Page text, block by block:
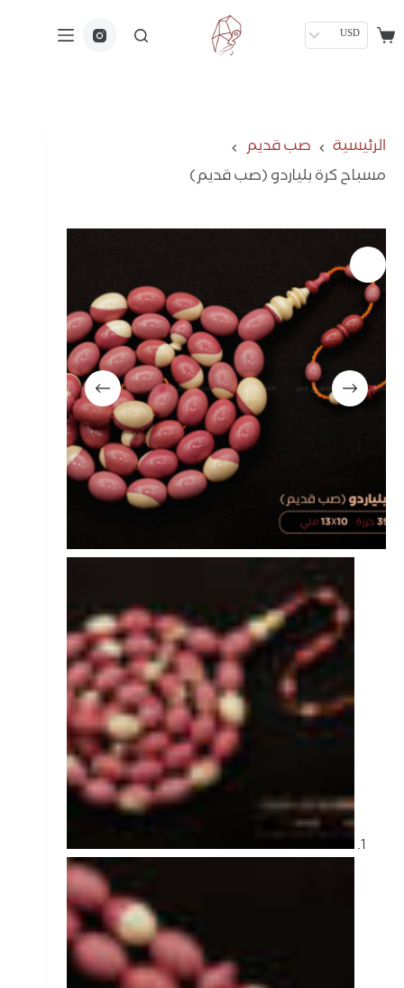
USD
الرئيسية
صب قديم
مسباح كرة بلياردو (صب قديم)